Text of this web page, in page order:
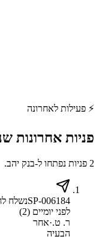
⚡ פעילות לאחרונה
פניות אחרונות
2 פניות נפתחו ל-בנק יהב.
SP-006184נשלח
לפני יומיים (2)
ר. ט.·אחר
הבעיה